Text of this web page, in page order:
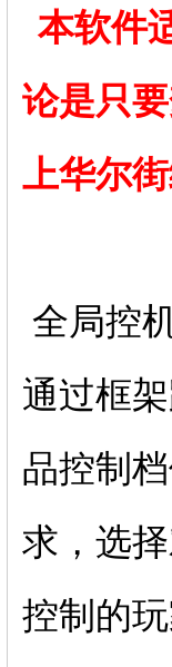
本软件
论是只
上华尔
全局控
通过框
品控制
求，选
控制的